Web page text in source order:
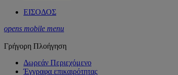
ΕΙΣΟΔΟΣ
opens mobile menu
Γρήγορη Πλοήγηση
Δωρεάν Περιεχόμενο
Έγγραφα επικαιρότητας